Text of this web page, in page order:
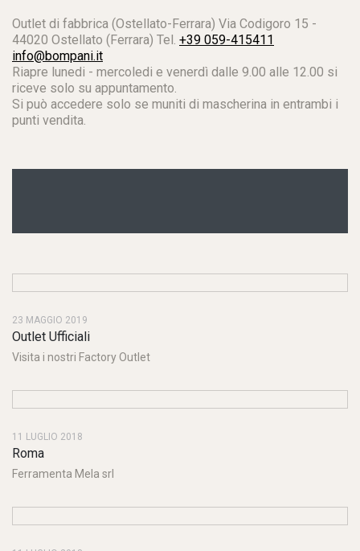
Outlet di fabbrica (Ostellato-Ferrara) Via Codigoro 15 -
44020 Ostellato (Ferrara) Tel. +39 059-415411
info@bompani.it
Riapre lunedi - mercoledi e venerdì dalle 9.00 alle 12.00 si
riceve solo su appuntamento.
Si può accedere solo se muniti di mascherina in entrambi i
punti vendita.
23 MAGGIO 2019
Outlet Ufficiali
Visita i nostri Factory Outlet
11 LUGLIO 2018
Roma
Ferramenta Mela srl